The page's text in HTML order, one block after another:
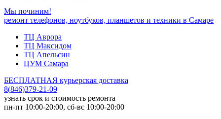
Мы починим!
ремонт телефонов, ноутбуков, планшетов и техники в Самаре
ТЦ Аврора
ТЦ Максидом
ТЦ Апельсин
ЦУМ Самара
БЕСПЛАТНАЯ курьерская доставка
8(846)379-21-09
узнать срок и стоимость ремонта
пн-пт 10:00-20:00, сб-вс 10:00-20:00